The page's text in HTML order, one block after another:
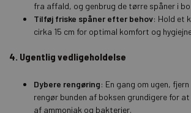
fra affald, og genbrug de tørre spåner i
Tilføj friske spåner efter behov: Hold et
cirka 15 cm for optimal komfort og
4. Ugentlig vedligeholdelse
Dybere rengøring: En gang om ugen,
rengør bunden af boksen grundigere for
af ammoniak og bakterier.